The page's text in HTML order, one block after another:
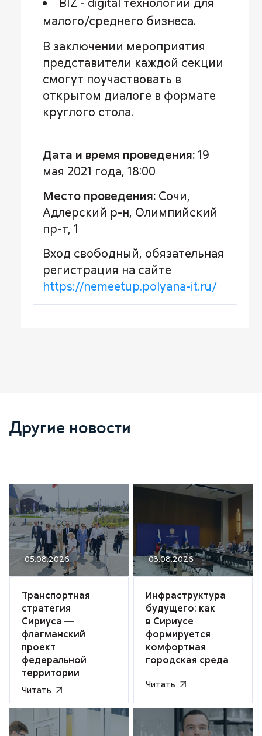
малого/среднего бизнеса.
В заключении мероприятия
представители каждой секции
смогут поучаствовать в
открытом диалоге в формате
круглого стола.
Дата и время проведения: 19
мая 2021 года, 18:00
Место проведения: Сочи,
Адлерский р-н, Олимпийский
пр-т, 1
Вход свободный, обязательная
регистрация на сайте
https://nemeetup.polyana-it.ru/
Другие новости
· 05.08.2026
Транспортная
стратегия
Сириуса —
флагманский
проект
федеральной
территории
Читать
· 03.08.2026
Инфраструктура
будущего: как
в Сириусе
формируется
комфортная
городская среда
Читать